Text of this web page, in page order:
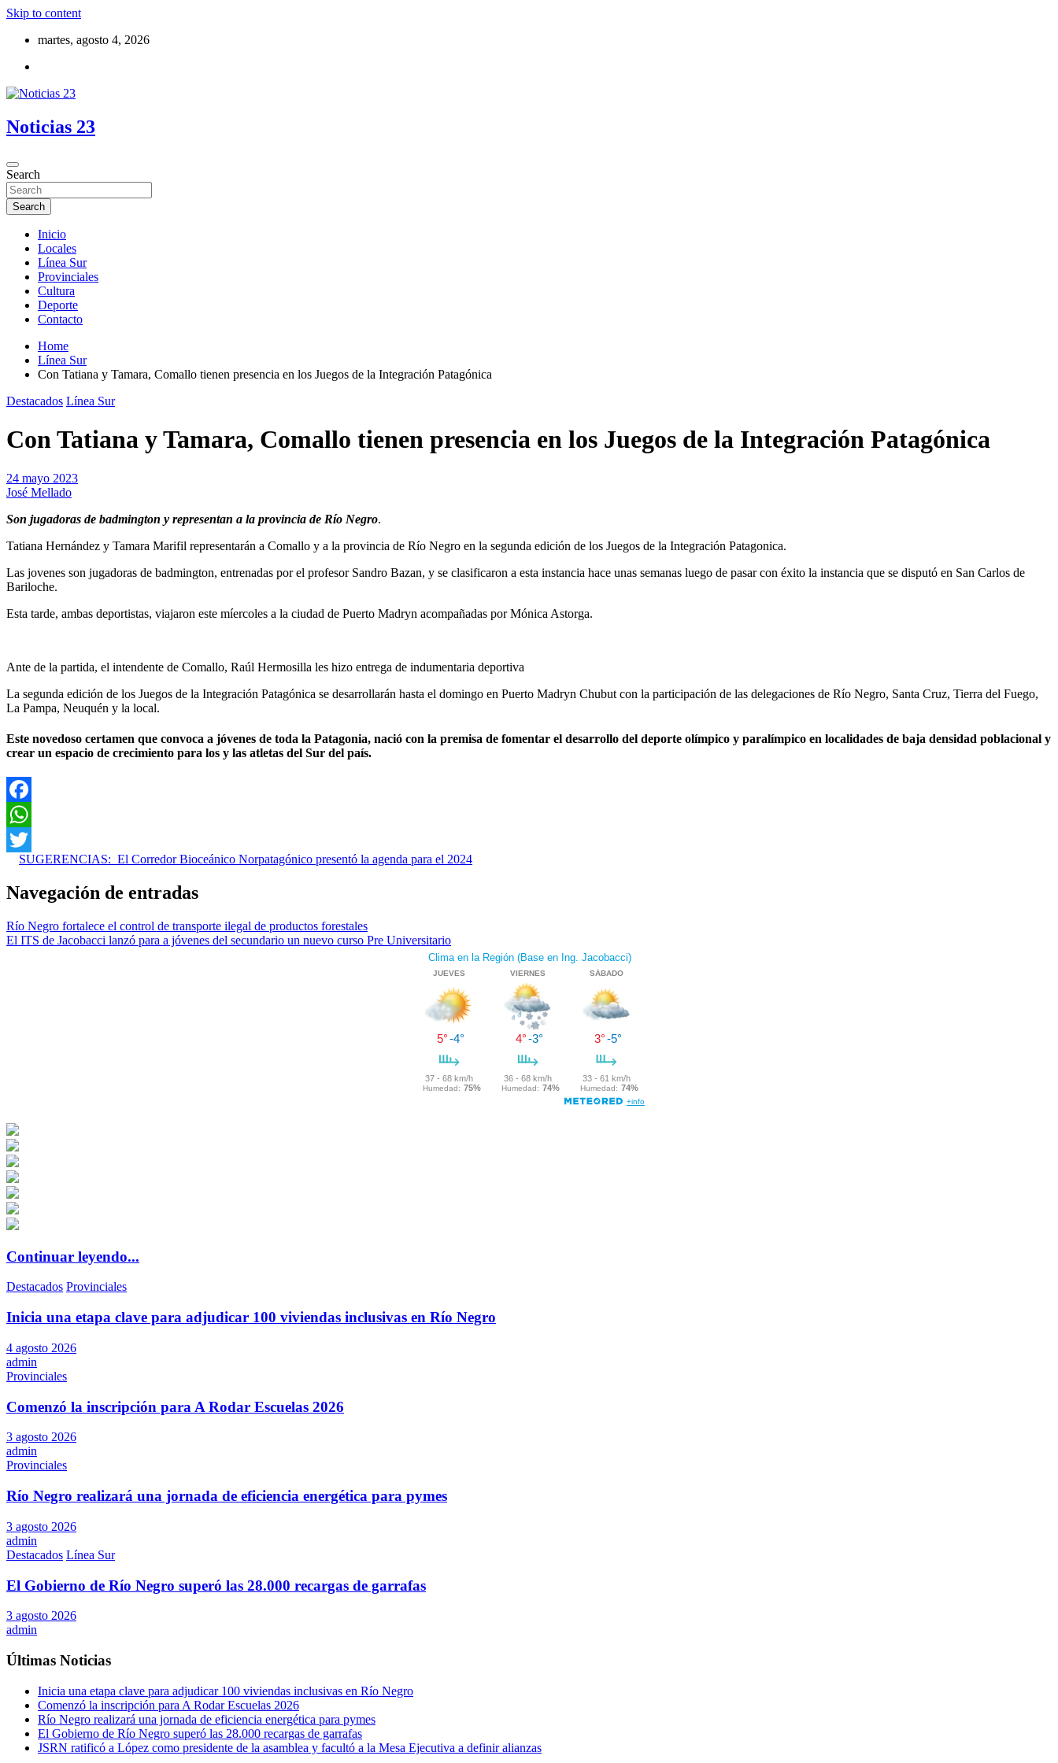
Skip to content
martes, agosto 4, 2026
Noticias 23
Search
Search
Inicio
Locales
Línea Sur
Provinciales
Cultura
Deporte
Contacto
Home
Línea Sur
Con Tatiana y Tamara, Comallo tienen presencia en los Juegos de la Integración Patagónica
Destacados Línea Sur
Con Tatiana y Tamara, Comallo tienen presencia en los Juegos de la Integración Patagónica
24 mayo 2023
José Mellado
Son jugadoras de badmington y representan a la provincia de Río Negro.
Tatiana Hernández y Tamara Marifil representarán a Comallo y a la provincia de Río Negro en la segunda edición de los Juegos de la Integración Patagonica.
Las jovenes son jugadoras de badmington, entrenadas por el profesor Sandro Bazan, y se clasificaron a esta instancia hace unas semanas luego de pasar con éxito la instancia que se disputó en San Carlos de
Bariloche.
Esta tarde, ambas deportistas, viajaron este míercoles a la ciudad de Puerto Madryn acompañadas por Mónica Astorga.
Ante de la partida, el intendente de Comallo, Raúl Hermosilla les hizo entrega de indumentaria deportiva
La segunda edición de los Juegos de la Integración Patagónica se desarrollarán hasta el domingo en Puerto Madryn Chubut con la participación de las delegaciones de Río Negro, Santa Cruz, Tierra del Fuego,
La Pampa, Neuquén y la local.
Este novedoso certamen que convoca a jóvenes de toda la Patagonia, nació con la premisa de fomentar el desarrollo del deporte olímpico y paralímpico en localidades de baja densidad poblacional y
crear un espacio de crecimiento para los y las atletas del Sur del país.
Facebook
WhatsApp
Twitter
SUGERENCIAS: El Corredor Bioceánico Norpatagónico presentó la agenda para el 2024
Navegación de entradas
Río Negro fortalece el control de transporte ilegal de productos forestales
El ITS de Jacobacci lanzó para a jóvenes del secundario un nuevo curso Pre Universitario
Continuar leyendo...
Destacados Provinciales
Inicia una etapa clave para adjudicar 100 viviendas inclusivas en Río Negro
4 agosto 2026
admin
Provinciales
Comenzó la inscripción para A Rodar Escuelas 2026
3 agosto 2026
admin
Provinciales
Río Negro realizará una jornada de eficiencia energética para pymes
3 agosto 2026
admin
Destacados Línea Sur
El Gobierno de Río Negro superó las 28.000 recargas de garrafas
3 agosto 2026
admin
Últimas Noticias
Inicia una etapa clave para adjudicar 100 viviendas inclusivas en Río Negro
Comenzó la inscripción para A Rodar Escuelas 2026
Río Negro realizará una jornada de eficiencia energética para pymes
El Gobierno de Río Negro superó las 28.000 recargas de garrafas
JSRN ratificó a López como presidente de la asamblea y facultó a la Mesa Ejecutiva a definir alianzas